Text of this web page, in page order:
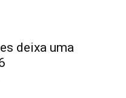
deixa uma